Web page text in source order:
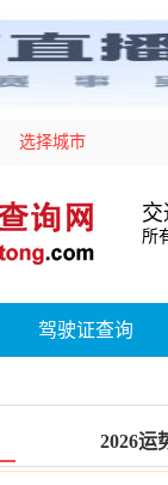
选择城市
所
驾驶证查询
2026运